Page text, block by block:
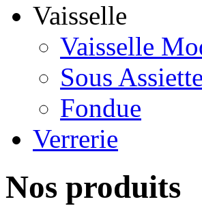
Vaisselle
Vaisselle
Sous Assiette
Fondue
Verrerie
Nos produits